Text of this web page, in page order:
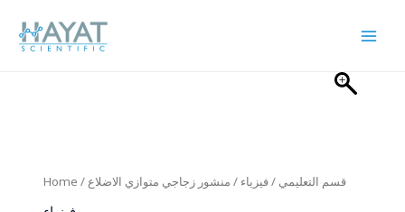
content
Home / قسم التعليمي /فيزياء / منشور زجاجي متوازي الاضلاع